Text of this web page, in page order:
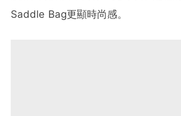
Saddle Bag更顯時尚感。